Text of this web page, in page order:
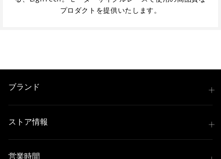
プロダクトを提供いたします。
ブランド
ストア情報
営業時間